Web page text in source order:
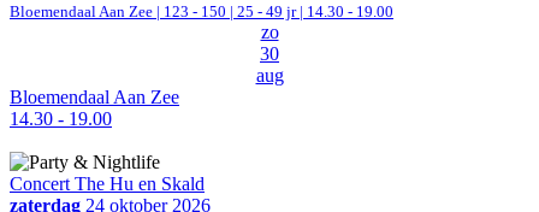
Bloemendaal Aan Zee | 123 - 150 | 25 - 49 jr | 14.30 - 19.00
zo
30
aug
Bloemendaal Aan Zee
14.30 - 19.00
Concert The Hu en Skald
zaterdag 24 oktober 2026